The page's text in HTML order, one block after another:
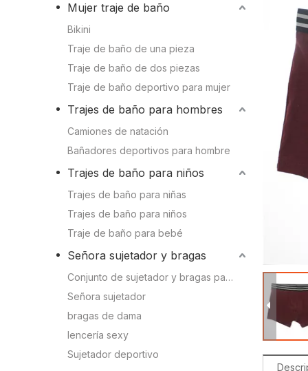
Traje de baño deportivo para mujer
Trajes de baño para hombres
Camiones de natación
Bañadores deportivos para hombre
Trajes de baño para niños
Trajes de baño para niñas
Trajes de baño para niños
Señora sujetador y bragas
Sujetador deportivo
Conjunto de sujetador y bragas para mujer
Mujer traje de baño
Bikini
Traje de baño de una pieza
Traje de baño de dos piezas
Traje de baño deportivo para mujer
Trajes de baño para hombres
Camiones de natación
Bañadores deportivos para hombre
Trajes de baño para niños
Trajes de baño para niñas
Trajes de baño para niños
Traje de baño para bebé
Señora sujetador y bragas
Conjunto de sujetador y bragas para mujer
Señora sujetador
bragas de dama
lencería sexy
Sujetador deportivo